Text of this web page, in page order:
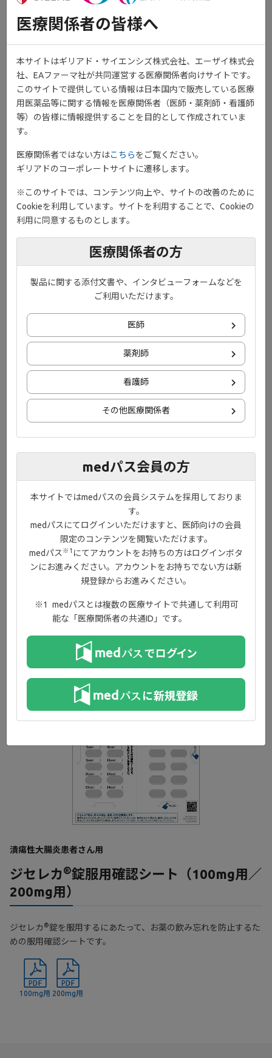
潰瘍性大腸炎患者さん用
ジセレカ 錠携帯カード
ジセレカ®錠を服用するにあたって、ご注意いただきたいこと、お
よび他科受診の際にジセレカ®錠を 服用していることを示すため
ジセレカ® 錠ダイアリー
服薬と体調の記録
錠を服用するにあたって、お薬の服薬状況と体の調子を
潰瘍性大腸炎患者さん用
ジセレカ ®錠服用確認シート（100mg用／
200mg用）
ジセレカ ®錠を服用するにあたって、お薬の飲み忘れを防止するた
めの服用確認シートです。
100mg用 200mg用
医療関係者の皆様へ
本サイトはギリアド・サイエンシズ株式会社、エーザイ株式会
社、EAファーマ社が共同運営する医療関係者向けサイトです。
このサイトで提供している情報は日本国内で販売している医療
用医薬品等に関する情報を医療関係者（医師・薬剤師・看護師
等）の皆様に情報提供することを目的として作成されていま
す。
医療関係者ではない方はこちらをご覧ください。
ギリアドのコーポレートサイトに遷移します。
※このサイトでは、コンテンツ向上や、サイトの改善のために
Cookieを利用しています。サイトを利用することで、Cookieの
利用に同意するものとします。
医療関係者の方
製品に関する添付文書や、インタビューフォームなどを
ご利用いただけます。
医師
薬剤師
看護師
その他医療関係者
medパス会員の方
本サイトではmedパスの会員システムを採用しておりま
す。
medパスにてログインいただけますと、医師向けの会員
限定のコンテンツを閲覧いただけます。
medパス※1 にてアカウントをお持ちの方はログインボタ
ンにお進みください。アカウントをお持ちでない方は新
規登録からお進みください。
medパスとは複数の医療サイトで共通して利用可
能な「医療関係者の共通ID」です。